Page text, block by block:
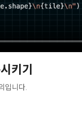
키기
입니다.